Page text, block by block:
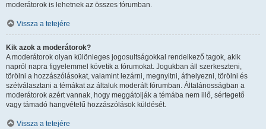
moderátorok is lehetnek az összes fórumban.
Vissza a tetejére
Kik azok a moderátorok?
A moderátorok olyan különleges jogosultságokkal rendelkező tagok, akik
napról napra figyelemmel követik a fórumokat. Jogukban áll szerkeszteni,
törölni a hozzászólásokat, valamint lezárni, megnyitni, áthelyezni, törölni és
szétválasztani a témákat az általuk moderált fórumban. Általánosságban a
moderátorok azért vannak, hogy meggátolják a témába nem illő, sértegető
vagy támadó hangvételű hozzászólások küldését.
Vissza a tetejére